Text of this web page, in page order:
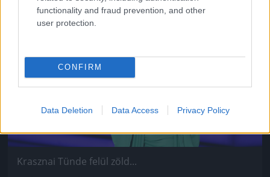
functionality and fraud prevention, and other
user protection.
CONFIRM
Data Deletion Data Access Privacy Policy
Krasznai Tünde felül zöld...